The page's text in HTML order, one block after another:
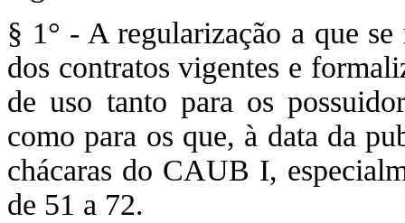
§ 1° - A regularização a que
dos contratos vigentes e
de uso tanto para os
como para os que, à data da
chácaras do CAUB I,
de 51 a 72.